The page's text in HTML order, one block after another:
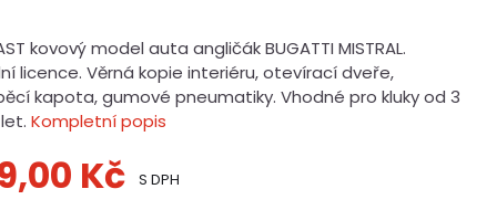
kovový model auta angličák BUGATTI MISTRAL.
licence. Věrná kopie interiéru, otevírací dveře,
kapota, gumové pneumatiky. Vhodné pro kluky od 3
let.Kompletní popis
Kč S DPH